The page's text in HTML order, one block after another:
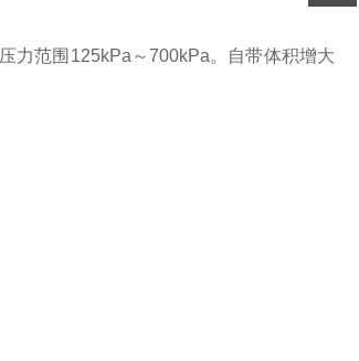
力范围125kPa～700kPa。自带体积增大